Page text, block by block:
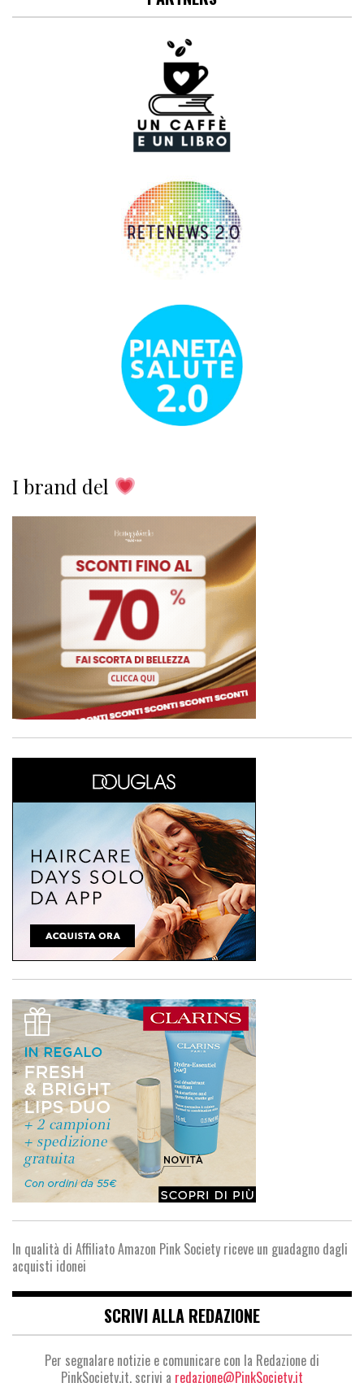
I brand del
In qualità di Affiliato Amazon Pink Society riceve un guadagno dagli
acquisti idonei
SCRIVI ALLA REDAZIONE
Per segnalare notizie e comunicare con la Redazione di
PinkSociety.it, scrivi a redazione@PinkSociety.it